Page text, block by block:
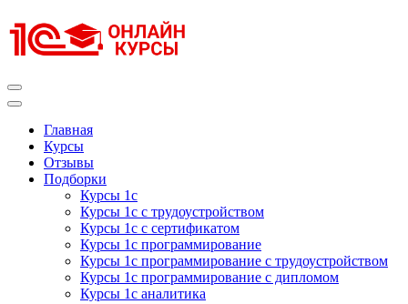
к
содержимому
Главная
Курсы
Отзывы
Подборки
Курсы 1с
Курсы 1с с трудоустройством
Курсы 1с с сертификатом
Курсы 1с программирование
Курсы 1с программирование с трудоустройством
Курсы 1с программирование с дипломом
Курсы 1с аналитика